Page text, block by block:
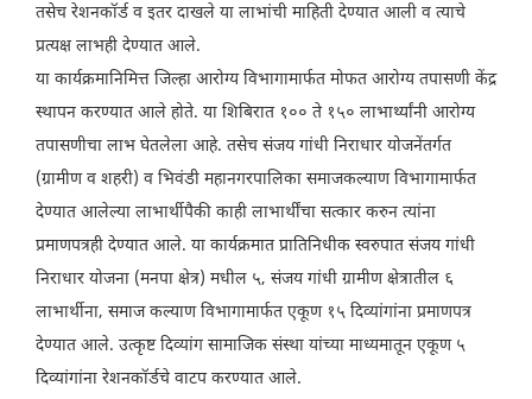
तसेच रेशनकॉर्ड व इतर दाखले या लाभांची माहिती देण्यात आली व त्याचे
प्रत्यक्ष लाभही देण्यात आले.
या कार्यक्रमानिमित्त जिल्हा आरोग्य विभागामार्फत मोफत आरोग्य तपासणी केंद्र
स्थापन करण्यात आले होते. या शिबिरात १०० ते १५० लाभार्थ्यांनी आरोग्य
तपासणीचा लाभ घेतलेला आहे. तसेच संजय गांधी निराधार योजनेंतर्गत
(ग्रामीण व शहरी) व भिवंडी महानगरपालिका समाजकल्याण विभागामार्फत
देण्यात आलेल्या लाभार्थीपैकी काही लाभार्थींचा सत्कार करुन त्यांना
प्रमाणपत्रही देण्यात आले. या कार्यक्रमात प्रातिनिधीक स्वरुपात संजय गांधी
निराधार योजना (मनपा क्षेत्र) मधील ५, संजय गांधी ग्रामीण क्षेत्रातील ६
लाभार्थीना, समाज कल्याण विभागामार्फत एकूण १५ दिव्यांगांना प्रमाणपत्र
देण्यात आले. उत्कृष्ट दिव्यांग सामाजिक संस्था यांच्या माध्यमातून एकूण ५
दिव्यांगांना रेशनकॉर्डचे वाटप करण्यात आले.